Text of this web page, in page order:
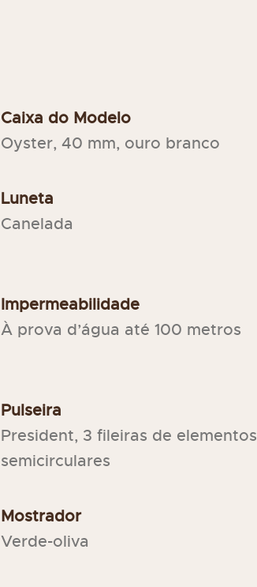
Caixa do Modelo
Oyster, 40 mm, ouro branco
Luneta
Canelada
Impermeabilidade
À prova d’água até 100 metros
Pulseira
President, 3 fileiras de elementos
semicirculares
Mostrador
Verde-oliva